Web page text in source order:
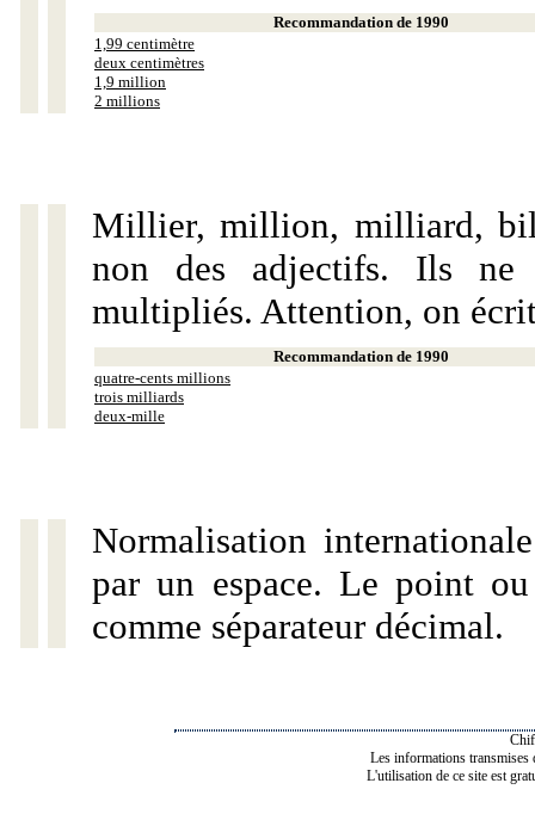
Recommandation de 1990
1,99 centimètre
deux centimètres
1,9 million
2 millions
Millier, million, milliard,
non des adjectifs. Ils ne
multipliés. Attention, on
Recommandation de 1990
quatre-cents millions
trois milliards
deux-mille
Normalisation
par un espace. Le point
comme séparateur décimal.
Les informations transmises
L'utilisation de ce site est